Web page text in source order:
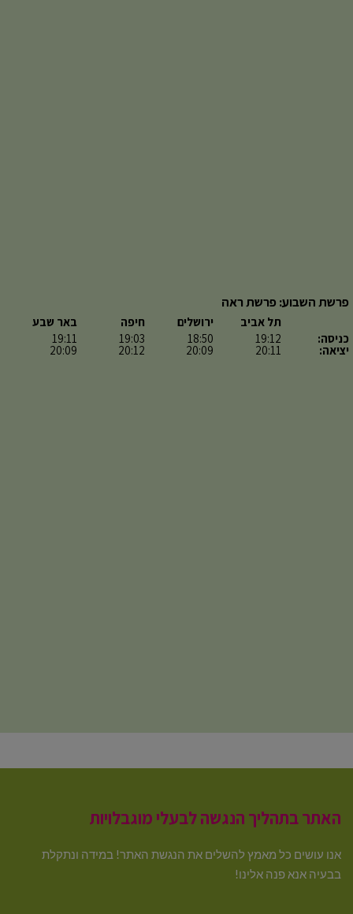
פרשת השבוע: פרשת ראה
כניסה:
יציאה:
תל אביב
19:12
20:11
ירושלים
18:50
20:09
חיפה
19:03
20:12
באר שבע
19:11
20:09
האתר בתהליך הנגשה לבעלי מוגבלויות
אנו עושים כל מאמץ להשלים את הנגשת האתר! במידה ונתקלת
בבעיה אנא פנה אלינו!